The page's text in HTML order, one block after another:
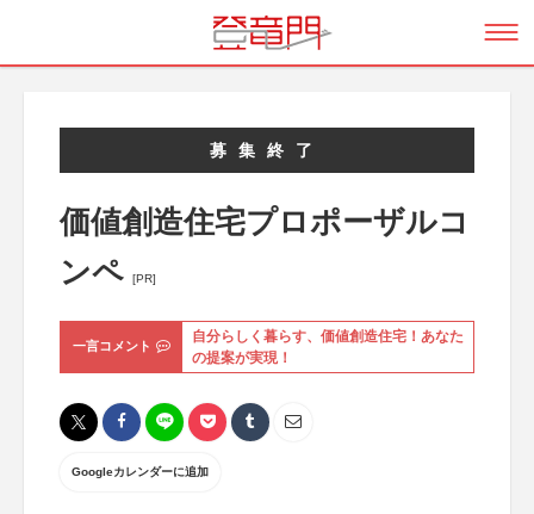
募集終了
価値創造住宅プロポーザルコ
ンペ
[PR]
一言コメント
自分らしく暮らす、価値創造住宅！あなた
の提案が実現！
Googleカレンダーに追加